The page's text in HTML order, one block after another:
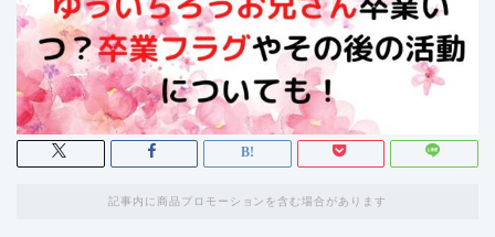
記事内に商品プロモーションを含む場合があります